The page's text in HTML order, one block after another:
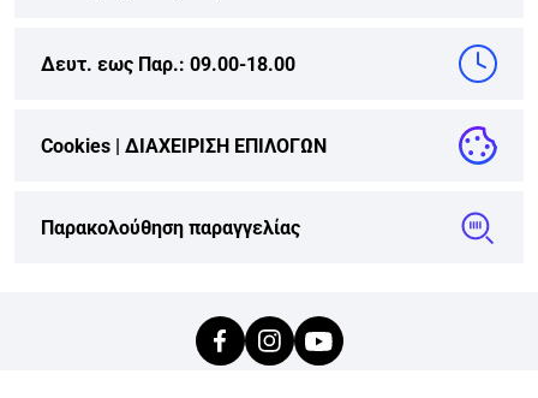
Δευτ. εως Παρ.: 09.00-18.00
Cookies | ΔΙΑΧΕΙΡΙΣΗ ΕΠΙΛΟΓΩΝ
Παρακολούθηση παραγγελίας